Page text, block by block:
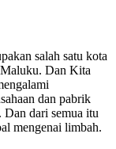
salah satu kota
Dan Kita
dan pabrik
Dan dari semua itu
mengenai limbah.